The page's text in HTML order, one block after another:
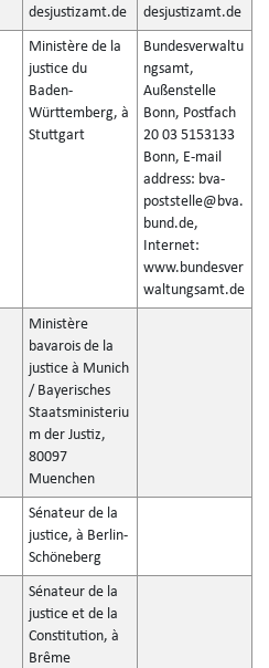
desjustizamt.de
desjustizamt.de
Ministère de la
justice du
Baden-
Württemberg, à
Stuttgart
Bundesverwaltu
ngsamt,
Außenstelle
Bonn, Postfach
20 03 5153133
Bonn, E-mail
address: bva-
poststelle@bva.
bund.de,
Internet:
www.bundesver
waltungsamt.de
Ministère
bavarois de la
justice à Munich
/ Bayerisches
Staatsministeriu
m der Justiz,
80097
Muenchen
Sénateur de la
justice, à Berlin-
Schöneberg
Sénateur de la
justice et de la
Constitution, à
Brême